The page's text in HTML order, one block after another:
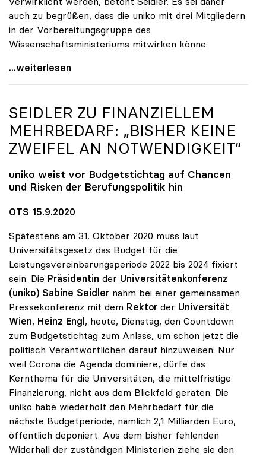
auch zu begrüßen, dass die uniko mit drei Mitgliedern
in der Vorbereitungsgruppe des
Wissenschaftsministeriums mitwirken könne.
uniko steht Neugründung der TU Oberösterreich
...weiterlesen
SEIDLER ZU FINANZIELLEM
MEHRBEDARF: „BISHER KEINE
ZWEIFEL AN NOTWENDIGKEIT“
uniko weist vor Budgetstichtag auf Chancen
und Risken der Berufungspolitik hin
OTS 15.9.2020
Spätestens am 31. Oktober 2020 muss laut
Universitätsgesetz das Budget für die
Leistungsvereinbarungsperiode 2022 bis 2024 fixiert
sein. Die Präsidentin der Universitätenkonferenz
(uniko) Sabine Seidler nahm bei einer gemeinsamen
Pressekonferenz mit dem Rektor der Universität
Wien, Heinz Engl , heute, Dienstag, den Countdown
zum Budgetstichtag zum Anlass, um schon jetzt die
politisch Verantwortlichen darauf hinzuweisen: Nur
weil Corona die Agenda dominiere, dürfe das
Kernthema für die Universitäten, die mittelfristige
Finanzierung, nicht aus dem Blickfeld geraten. Die
uniko habe wiederholt den Mehrbedarf für die
nächste Budgetperiode, nämlich 2,1 Milliarden Euro,
öffentlich deponiert. Aus dem bisher fehlenden
Widerhall der zuständigen Ministerien ziehe sie den